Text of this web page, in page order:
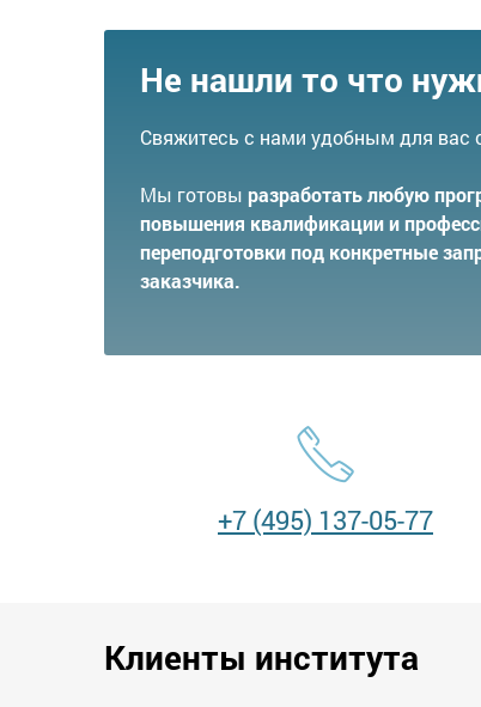
Не нашли то что
Свяжитесь с нами удобным для вас
Мы готовы разработать любую
повышения квалификации и
переподготовки под конкретные
заказчика.
+7 (495) 137-05-77
Клиенты института